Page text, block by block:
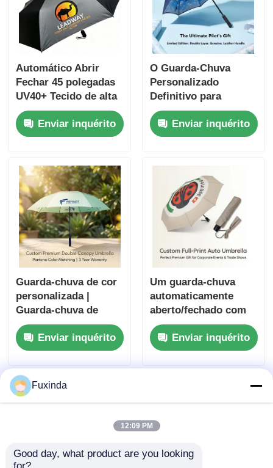
Automático Abrir
Fechar 45 polegadas
UV40+ Tecido de alta
densidade guarda-
chuva corporativa de
presente com
impressão de tela
Enviar inquérito
O Guarda-Chuva
Personalizado
Definitivo para
Pilotos
Enviar inquérito
Guarda-chuva de cor
personalizada |
Guarda-chuva de
golfe à prova de
vento com 3 anos de
garantia
Enviar inquérito
Um guarda-chuva
automaticamente
aberto/fechado com
resistência ao vento
até 40 mph e garantia
de 3 anos
Enviar inquérito
Fuxinda
12:09 PM
Good day, what product are you looking